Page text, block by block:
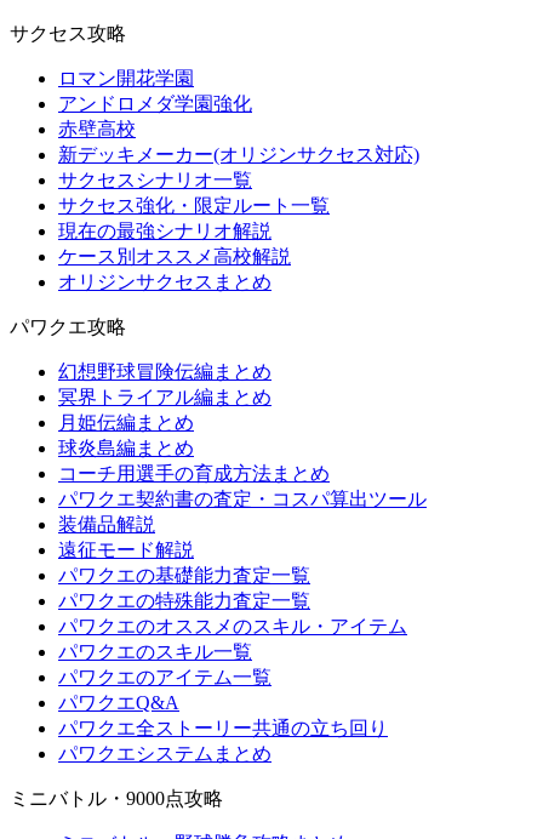
サクセス攻略
ロマン開花学園
アンドロメダ学園強化
赤壁高校
新デッキメーカー(オリジンサクセス対応)
サクセスシナリオ一覧
サクセス強化・限定ルート一覧
現在の最強シナリオ解説
ケース別オススメ高校解説
オリジンサクセスまとめ
パワクエ攻略
幻想野球冒険伝編まとめ
冥界トライアル編まとめ
月姫伝編まとめ
球炎島編まとめ
コーチ用選手の育成方法まとめ
パワクエ契約書の査定・コスパ算出ツール
装備品解説
遠征モード解説
パワクエの基礎能力査定一覧
パワクエの特殊能力査定一覧
パワクエのオススメのスキル・アイテム
パワクエのスキル一覧
パワクエのアイテム一覧
パワクエQ&A
パワクエ全ストーリー共通の立ち回り
パワクエシステムまとめ
ミニバトル・9000点攻略